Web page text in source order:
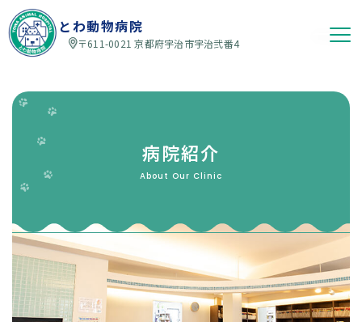
とわ動物病院
〒611-0021 京都府宇治市宇治弐番4
病院紹介
About Our Clinic